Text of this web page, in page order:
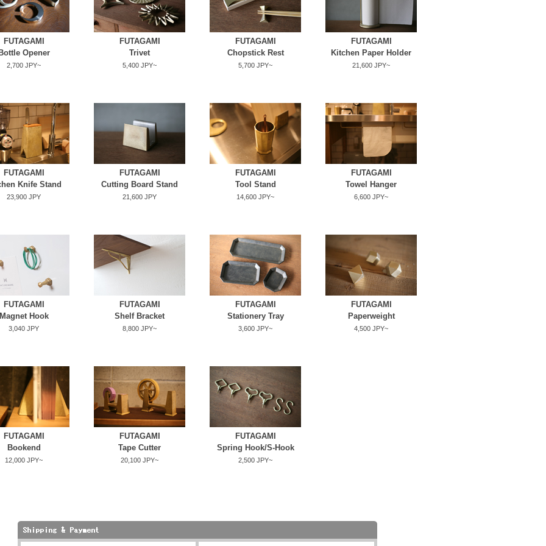
FUTAGAMI
Opener
2,700 JPY~
FUTAGAMI
Trivet
5,400 JPY~
FUTAGAMI
Chopstick Rest
5,700 JPY~
FUTAGAMI
Kitchen Paper Holder
21,600 JPY~
FUTAGAMI
Knife Stand
23,900 JPY
FUTAGAMI
Cutting Board Stand
21,600 JPY
FUTAGAMI
Tool Stand
14,600 JPY~
FUTAGAMI
Towel Hanger
6,600 JPY~
FUTAGAMI
Hook
3,040 JPY
FUTAGAMI
Shelf Bracket
8,800 JPY~
FUTAGAMI
Stationery Tray
3,600 JPY~
FUTAGAMI
Paperweight
4,500 JPY~
FUTAGAMI
Bookend
12,000 JPY~
FUTAGAMI
Tape Cutter
20,100 JPY~
FUTAGAMI
Spring Hook/S-Hook
2,500 JPY~